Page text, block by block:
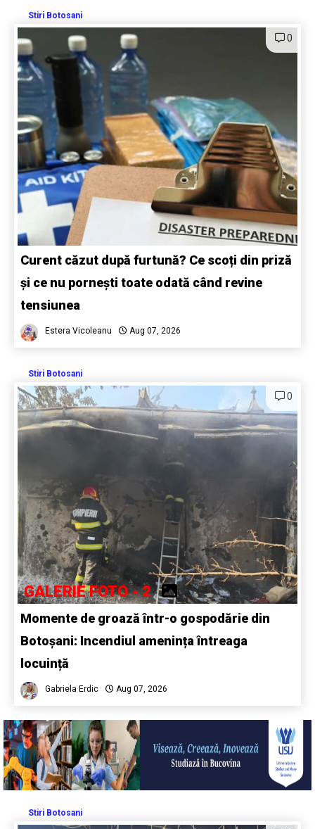
Stiri Botosani
0
Curent căzut după furtună? Ce scoți din priză
și ce nu pornești toate odată când revine
tensiunea
Estera Vicoleanu Aug 07, 2026
Stiri Botosani
0
GALERIE FOTO - 2
Momente de groază într-o gospodărie din
Botoșani: Incendiul amenința întreaga
locuință
Gabriela Erdic Aug 07, 2026
Stiri Botosani